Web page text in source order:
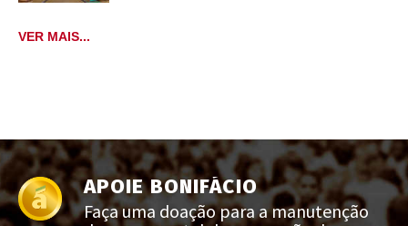
VER MAIS...
APOIE BONIFÁCIO
Faça uma doação para a manutenção